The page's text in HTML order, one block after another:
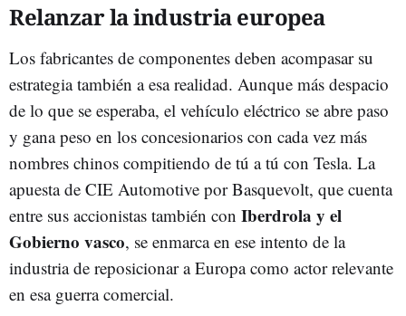
Relanzar la industria europea
Los fabricantes de componentes deben acompasar su
estrategia también a esa realidad. Aunque más despacio
de lo que se esperaba, el vehículo eléctrico se abre paso
y gana peso en los concesionarios con cada vez más
nombres chinos compitiendo de tú a tú con Tesla. La
apuesta de CIE Automotive por Basquevolt, que cuenta
entre sus accionistas también con Iberdrola y el
Gobierno vasco, se enmarca en ese intento de la
industria de reposicionar a Europa como actor relevante
en esa guerra comercial.